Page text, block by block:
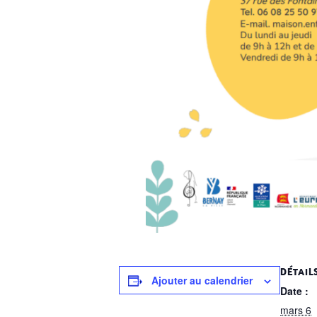
Ajouter au calendrier
Date :
mars 6